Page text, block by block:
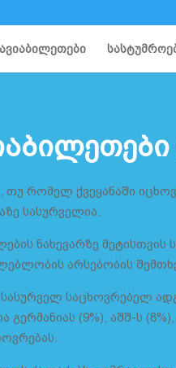
ავიაბილეთები
თუ რომელ ქვეყანაში
სასურველია.
ნახევარზე
არსებობის
საცხოვრებელ
გერმანიას (9%), აშშ-ს